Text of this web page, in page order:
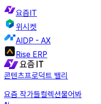
요즘IT
위시켓
AIDP - AX
Rise ERP
콘텐츠프로덕트 밸리
요즘 작가들컬렉션물어봐